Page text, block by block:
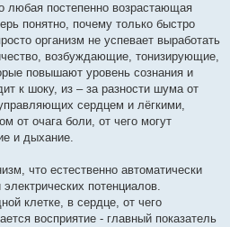
любая постепенно возрастающая
понятно, почему только быстро
организм не успевает выработать
возбуждающие, тонизирующие,
повышают уровень сознания и
к шоку, из – за разности шума от
сердцем и лёгкими,
от очага боли, от чего могут
и дыхание.
что естественно автоматически
потенциалов.
клетке, в сердце, от чего
восприятие - главный показатель